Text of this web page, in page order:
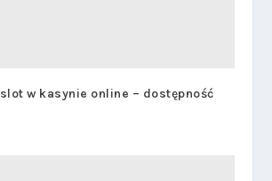
w kasynie online – dostępność